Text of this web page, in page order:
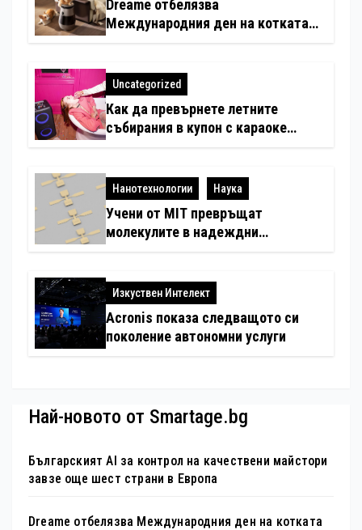
Dreame отбелязва
Международния ден на котката
любимци
Uncategorized
Как да превърнете летните
събирания в купон с караоке
Нанотехнологии Наука
Учени от MIT превръщат
молекулите в надеждни
Изкуствен Интелект
Acronis показа следващото си
поколение автономни услуги
Най-новото от Smartage.bg
Българският AI за контрол на качествени майстори
завзе още шест страни в Европа
Dreame отбелязва Международния ден на котката